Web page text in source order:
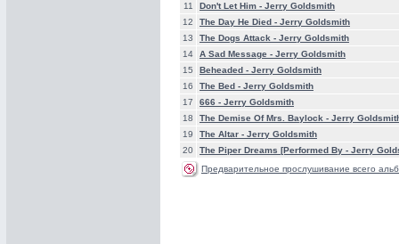
11
Don't Let Him - Jerry Goldsmith
12
The Day He Died - Jerry Goldsmith
13
The Dogs Attack - Jerry Goldsmith
14
A Sad Message - Jerry Goldsmith
15
Beheaded - Jerry Goldsmith
16
The Bed - Jerry Goldsmith
17
666 - Jerry Goldsmith
18
The Demise Of Mrs. Baylock - Jerry
19
The Altar - Jerry Goldsmith
20
The Piper Dreams [Performed By - Jerry
Предварительное прослушивание всего